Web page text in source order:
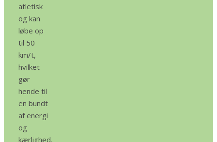
atletisk
og kan
løbe op
til 50
km/t,
hvilket
gør
hende til
en bundt
af energi
og
kærlighed.